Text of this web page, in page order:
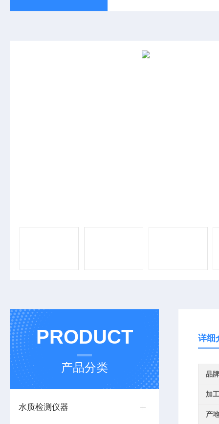
PRODUCT
产品分类
水质检测仪器
详细
品牌
加
产地